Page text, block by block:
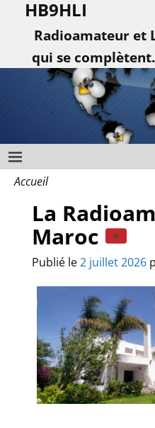
HB9HLI
Radioamateur et
qui se
Accueil
La
Maroc
Publié le2 juillet 2026